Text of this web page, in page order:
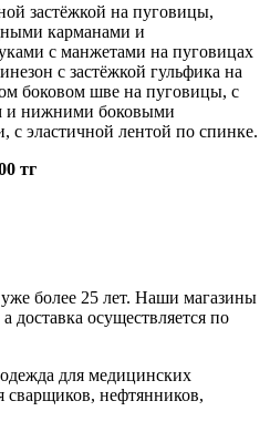
застёжкой на пуговицы,
карманами и
с манжетами на пуговицах
с застёжкой гульфика на
боковом шве на пуговицы, с
и нижними боковыми
с эластичной лентой по спинке.
тг
более 25 лет. Наши магазины
доставка осуществляется по
для медицинских
сварщиков, нефтянников,